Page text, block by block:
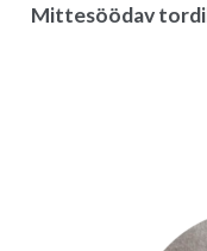
Mittesöödav